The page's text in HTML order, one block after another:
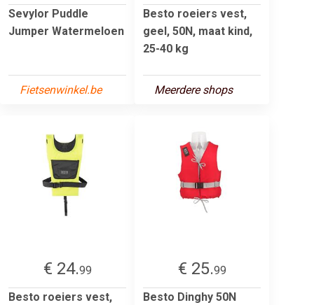
Sevylor Puddle
Jumper Watermeloen
Fietsenwinkel.be
Besto roeiers vest,
geel, 50N, maat kind,
25-40 kg
Meerdere shops
€ 24.99
Besto roeiers vest,
€ 25.99
Besto Dinghy 50N